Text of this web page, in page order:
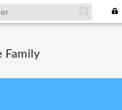
Family